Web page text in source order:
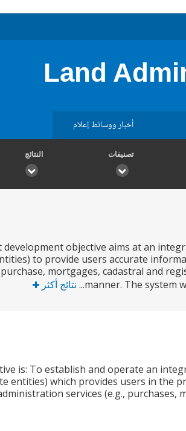
Land
أخبار ووسائط إعلام
تصنيفات النتائج
objective aims at an
to provide users accurate
mortgages, cadastral and
manner. The system
نتائج أكثر
is: To establish and operate an
entities) which provides users in the
services (e.g.,